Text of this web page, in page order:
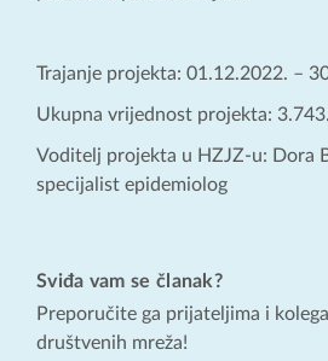
Trajanje projekta: 01.12.2022. –
Ukupna vrijednost projekta:
Voditelj projekta u HZJZ-u: Dora
specijalist epidemiolog
Sviđa vam se članak?
Preporučite ga prijateljima i
društvenih mreža!